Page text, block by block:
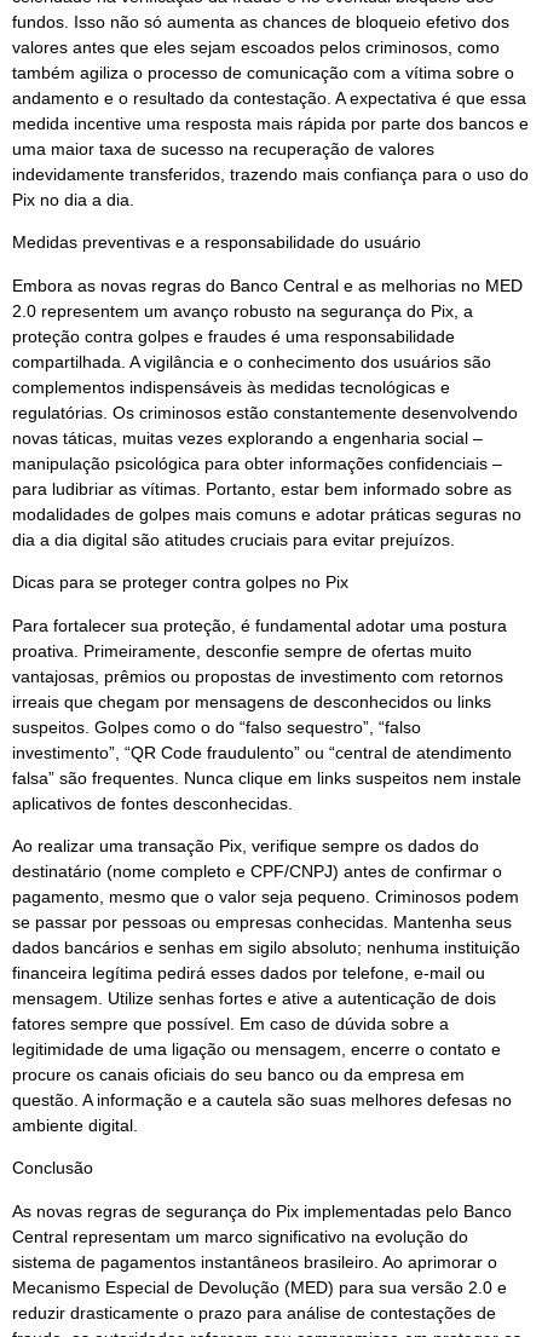
fundos. Isso não só aumenta as chances de bloqueio efetivo dos
valores antes que eles sejam escoados pelos criminosos, como
também agiliza o processo de comunicação com a vítima sobre o
andamento e o resultado da contestação. A expectativa é que essa
medida incentive uma resposta mais rápida por parte dos bancos e
uma maior taxa de sucesso na recuperação de valores
indevidamente transferidos, trazendo mais confiança para o uso do
Pix no dia a dia.
Medidas preventivas e a responsabilidade do usuário
Embora as novas regras do Banco Central e as melhorias no MED
2.0 representem um avanço robusto na segurança do Pix, a
proteção contra golpes e fraudes é uma responsabilidade
compartilhada. A vigilância e o conhecimento dos usuários são
complementos indispensáveis às medidas tecnológicas e
regulatórias. Os criminosos estão constantemente desenvolvendo
novas táticas, muitas vezes explorando a engenharia social –
manipulação psicológica para obter informações confidenciais –
para ludibriar as vítimas. Portanto, estar bem informado sobre as
modalidades de golpes mais comuns e adotar práticas seguras no
dia a dia digital são atitudes cruciais para evitar prejuízos.
Dicas para se proteger contra golpes no Pix
Para fortalecer sua proteção, é fundamental adotar uma postura
proativa. Primeiramente, desconfie sempre de ofertas muito
vantajosas, prêmios ou propostas de investimento com retornos
irreais que chegam por mensagens de desconhecidos ou links
suspeitos. Golpes como o do “falso sequestro”, “falso
investimento”, “QR Code fraudulento” ou “central de atendimento
falsa” são frequentes. Nunca clique em links suspeitos nem instale
aplicativos de fontes desconhecidas.
Ao realizar uma transação Pix, verifique sempre os dados do
destinatário (nome completo e CPF/CNPJ) antes de confirmar o
pagamento, mesmo que o valor seja pequeno. Criminosos podem
se passar por pessoas ou empresas conhecidas. Mantenha seus
dados bancários e senhas em sigilo absoluto; nenhuma instituição
financeira legítima pedirá esses dados por telefone, e-mail ou
mensagem. Utilize senhas fortes e ative a autenticação de dois
fatores sempre que possível. Em caso de dúvida sobre a
legitimidade de uma ligação ou mensagem, encerre o contato e
procure os canais oficiais do seu banco ou da empresa em
questão. A informação e a cautela são suas melhores defesas no
ambiente digital.
Conclusão
As novas regras de segurança do Pix implementadas pelo Banco
Central representam um marco significativo na evolução do
sistema de pagamentos instantâneos brasileiro. Ao aprimorar o
Mecanismo Especial de Devolução (MED) para sua versão 2.0 e
reduzir drasticamente o prazo para análise de contestações de